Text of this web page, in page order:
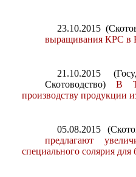
23.10.2015
выращивания КРС в
21.10.2015
Скотоводство) В
производству продукции
05.08.2015
предлагают
специального солярия для